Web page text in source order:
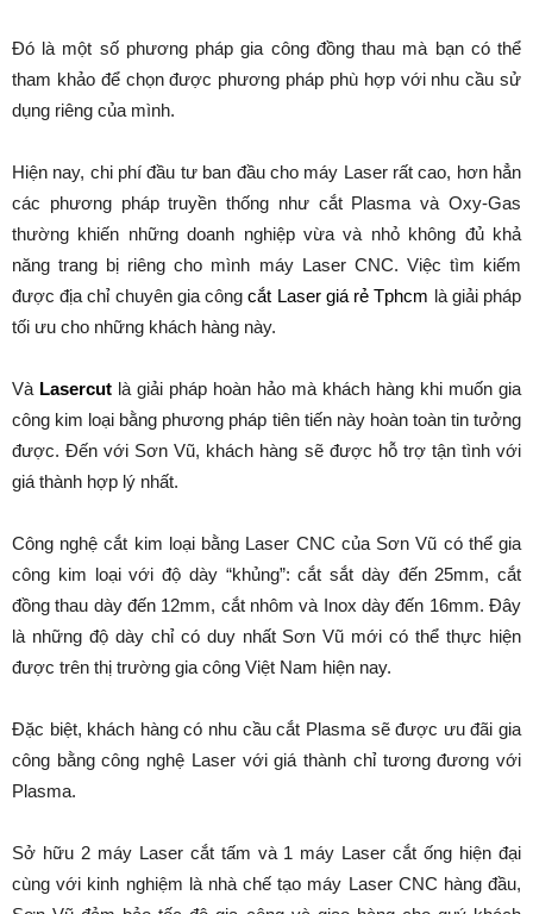
Đó là một số phương pháp gia công đồng thau mà bạn có thể
tham khảo để chọn được phương pháp phù hợp với nhu cầu sử
dụng riêng của mình.
Hiện nay, chi phí đầu tư ban đầu cho máy Laser rất cao, hơn hẳn
các phương pháp truyền thống như cắt Plasma và Oxy-Gas
thường khiến những doanh nghiệp vừa và nhỏ không đủ khả
năng trang bị riêng cho mình máy Laser CNC. Việc tìm kiếm
được địa chỉ chuyên gia công cắt Laser giá rẻ Tphcm là giải pháp
tối ưu cho những khách hàng này.
Và Lasercut là giải pháp hoàn hảo mà khách hàng khi muốn gia
công kim loại bằng phương pháp tiên tiến này hoàn toàn tin tưởng
được. Đến với Sơn Vũ, khách hàng sẽ được hỗ trợ tận tình với
giá thành hợp lý nhất.
Công nghệ cắt kim loại bằng Laser CNC của Sơn Vũ có thể gia
công kim loại với độ dày “khủng”: cắt sắt dày đến 25mm, cắt
đồng thau dày đến 12mm, cắt nhôm và Inox dày đến 16mm. Đây
là những độ dày chỉ có duy nhất Sơn Vũ mới có thể thực hiện
được trên thị trường gia công Việt Nam hiện nay.
Đặc biệt, khách hàng có nhu cầu cắt Plasma sẽ được ưu đãi gia
công bằng công nghệ Laser với giá thành chỉ tương đương với
Plasma.
Sở hữu 2 máy Laser cắt tấm và 1 máy Laser cắt ống hiện đại
cùng với kinh nghiệm là nhà chế tạo máy Laser CNC hàng đầu,